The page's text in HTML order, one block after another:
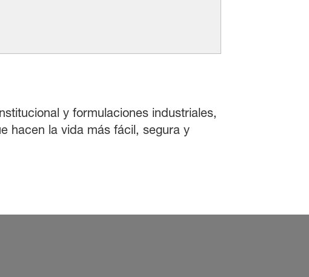
y formulaciones industriales,
hacen la vida más fácil, segura y